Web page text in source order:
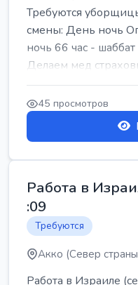
Требуются
смены: День ночь
ночь 66 час -
Делаем мед
45 просмотров
Работа в
:09
Требуются
Акко (Север
Работа в Израиле